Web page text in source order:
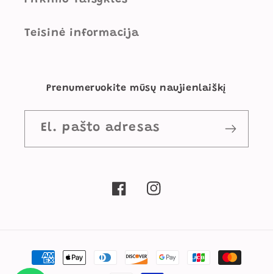
Teisinė informacija
Prenumeruokite mūsų naujienlaiškį
El. pašto adresas
„Facebook“„Instagram“
Mokėjimo
būdai